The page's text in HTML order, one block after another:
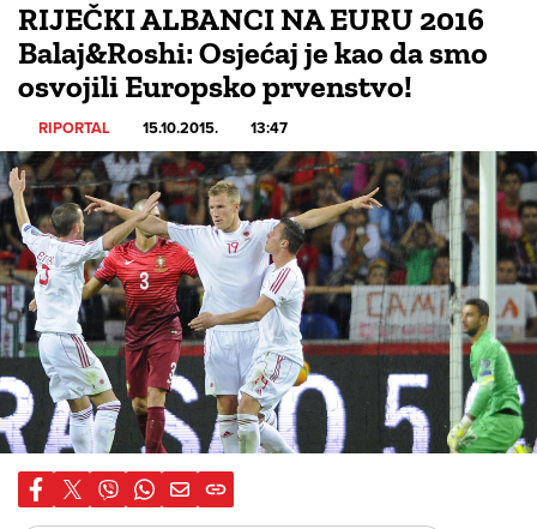
RIJEČKI ALBANCI NA EURU 2016
Balaj&Roshi: Osjećaj je kao da smo
osvojili Europsko prvenstvo!
RIPORTAL 15.10.2015. 13:47